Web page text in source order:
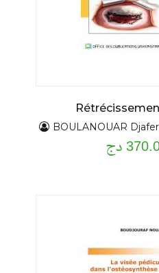
BOULANOUAR Djafer
دج